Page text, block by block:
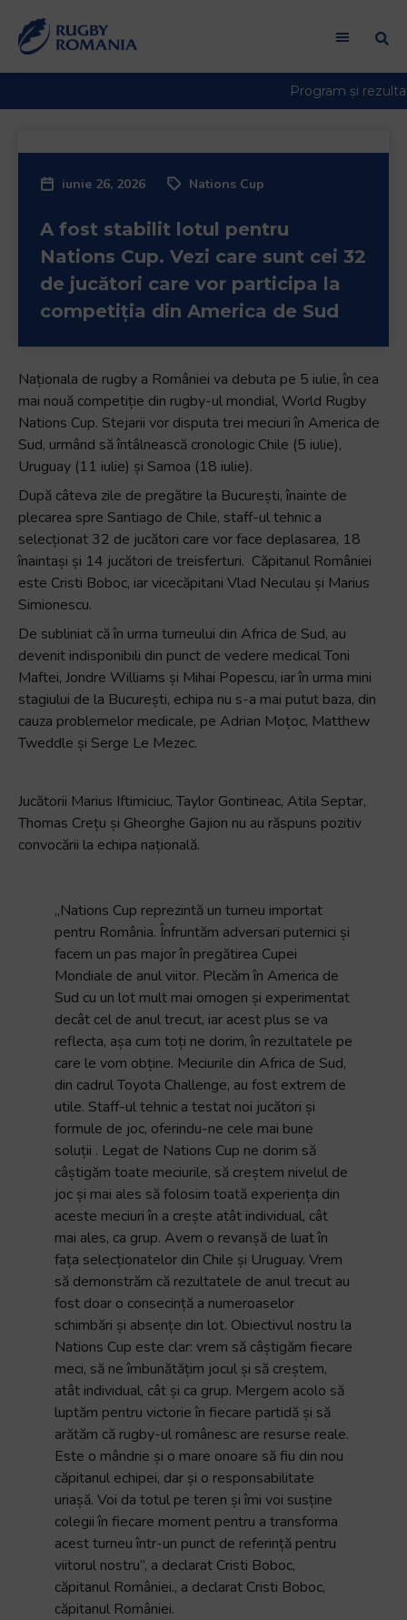
in
Accessibility
press
"Ctrl
This
shortcut
activates
the
screen
reader
you
navigate
and
interact
with
iunie 26, 2026 Nations Cup
A fost stabilit lotul pentru
Nations Cup. Vezi care sunt cei 32
de jucători care vor participa la
competiția din America de Sud
Naționala de rugby a României va debuta pe 5 iulie, în cea
mai nouă competiție din rugby-ul mondial, World Rugby
Nations Cup. Stejarii vor disputa trei meciuri în America de
Sud, urmând să întâlnească cronologic Chile (5 iulie),
Uruguay (11 iulie) și Samoa (18 iulie).
După câteva zile de pregătire la București, înainte de
plecarea spre Santiago de Chile, staff-ul tehnic a
selecționat 32 de jucători care vor face deplasarea, 18
înaintași și 14 jucători de treisferturi. Căpitanul României
este Cristi Boboc, iar vicecăpitani Vlad Neculau și Marius
Simionescu.
De subliniat că în urma turneului din Africa de Sud, au
devenit indisponibili din punct de vedere medical Toni
Maftei, Jondre Williams și Mihai Popescu, iar în urma mini
stagiului de la București, echipa nu s-a mai putut baza, din
cauza problemelor medicale, pe Adrian Moțoc, Matthew
Tweddle și Serge Le Mezec.
Jucătorii Marius Iftimiciuc, Taylor Gontineac, Atila Septar,
Thomas Crețu și Gheorghe Gajion nu au răspuns pozitiv
convocării la echipa națională.
„Nations Cup reprezintă un turneu importat
pentru România. Înfruntăm adversari puternici și
facem un pas major în pregătirea Cupei
Mondiale de anul viitor. Plecăm în America de
Sud cu un lot mult mai omogen și experimentat
decât cel de anul trecut, iar acest plus se va
reflecta, așa cum toți ne dorim, în rezultatele pe
care le vom obține. Meciurile din Africa de Sud,
din cadrul Toyota Challenge, au fost extrem de
utile. Staff-ul tehnic a testat noi jucători și
formule de joc, oferindu-ne cele mai bune
soluții . Legat de Nations Cup ne dorim să
câștigăm toate meciurile, să creștem nivelul de
joc și mai ales să folosim toată experiența din
aceste meciuri în a crește atât individual, cât
mai ales, ca grup. Avem o revanșă de luat în
fața selecționatelor din Chile și Uruguay. Vrem
să demonstrăm că rezultatele de anul trecut au
fost doar o consecință a numeroaselor
schimbări și absențe din lot. Obiectivul nostru la
Nations Cup este clar: vrem să câștigăm fiecare
meci, să ne îmbunătățim jocul și să creștem,
atât individual, cât și ca grup. Mergem acolo să
luptăm pentru victorie în fiecare partidă și să
arătăm că rugby-ul românesc are resurse reale.
Este o mândrie și o mare onoare să fiu din nou
căpitanul echipei, dar și o responsabilitate
uriașă. Voi da totul pe teren și îmi voi susține
colegii în fiecare moment pentru a transforma
acest turneu într-un punct de referință pentru
viitorul nostru”, a declarat Cristi Boboc,
căpitanul României., a declarat Cristi Boboc,
căpitanul României.